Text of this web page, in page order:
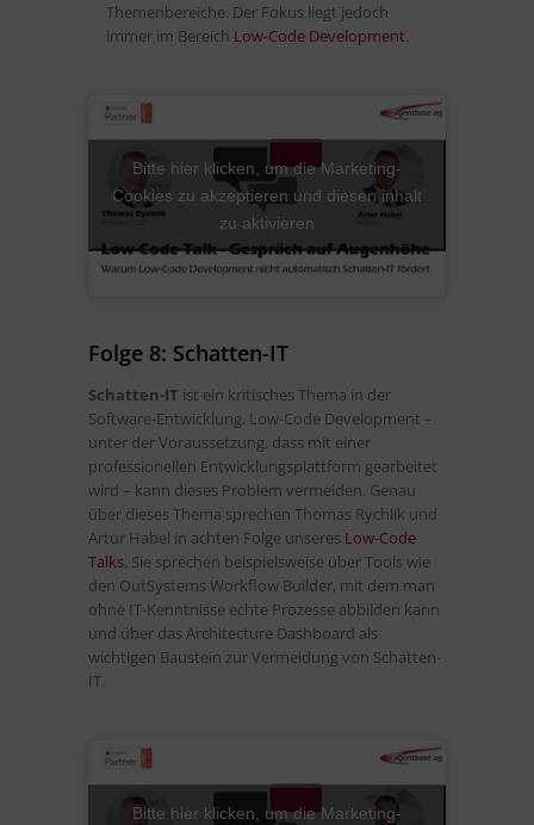
Themenbereiche. Der Fokus liegt jedoch
immer im Bereich Low-Code Development.
Bitte hier klicken, um die Marketing-
Cookies zu akzeptieren und diesen inhalt
zu aktivieren
Folge 8: Schatten-IT
Schatten-IT ist ein kritisches Thema in der
Software-Entwicklung. Low-Code Development –
unter der Voraussetzung, dass mit einer
professionellen Entwicklungsplattform gearbeitet
wird – kann dieses Problem vermeiden. Genau
über dieses Thema sprechen Thomas Rychlik und
Artur Habel in achten Folge unseres Low-Code
Talks. Sie sprechen beispielsweise über Tools wie
den OutSystems Workflow Builder, mit dem man
ohne IT-Kenntnisse echte Prozesse abbilden kann
und über das Architecture Dashboard als
wichtigen Baustein zur Vermeidung von Schatten-
IT.
Bitte hier klicken, um die Marketing-